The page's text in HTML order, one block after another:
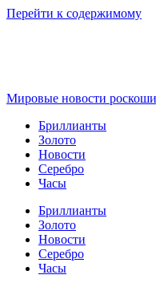
Перейти к содержимому
Мировые новости
Бриллианты
Золото
Новости
Серебро
Часы
Бриллианты
Золото
Новости
Серебро
Часы